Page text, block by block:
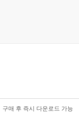
구매 후 즉시 다운로드 가능